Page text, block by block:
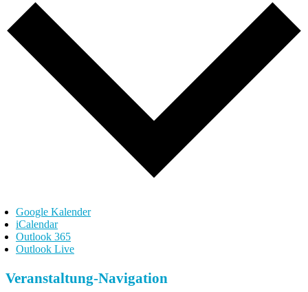
Google Kalender
iCalendar
Outlook 365
Outlook Live
Veranstaltung-Navigation